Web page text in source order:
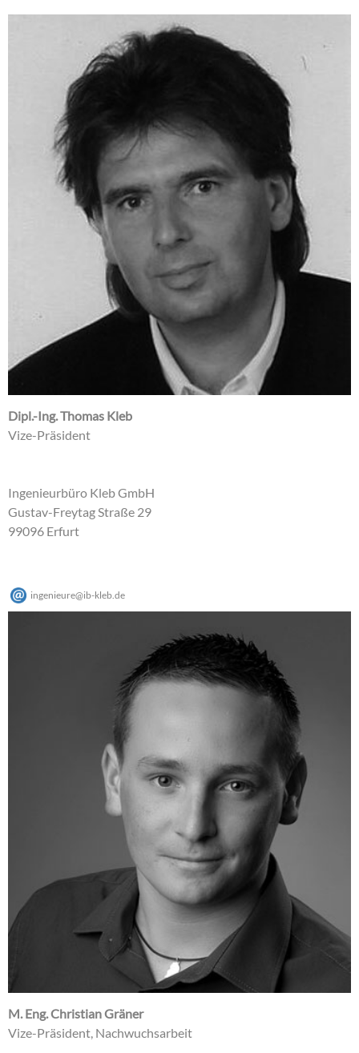
Dipl.-Ing. Thomas Kleb
Vize-Präsident
Ingenieurbüro Kleb GmbH
Gustav-Freytag Straße 29
99096 Erfurt
ingenieure@ib-kleb.de
M. Eng. Christian Gräner
Vize-Präsident, Nachwuchsarbeit